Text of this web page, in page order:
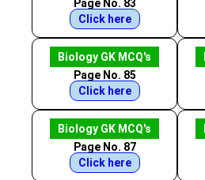
Page No. 83
Click here
Biology GK MCQ's
Page No. 85
Click here
Biology GK MCQ's
Page No. 87
Click here